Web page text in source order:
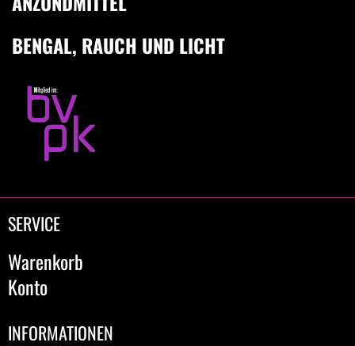
BENGAL, RAUCH UND LICHT
SERVICE
Warenkorb
Konto
INFORMATIONEN